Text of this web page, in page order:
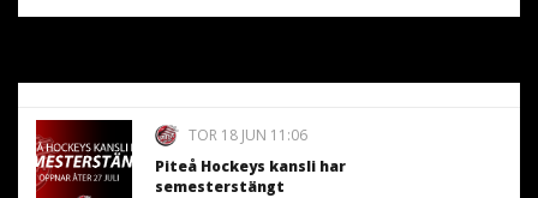
TOR 18 JUN 11:06
Piteå Hockeys kansli har
semesterstängt